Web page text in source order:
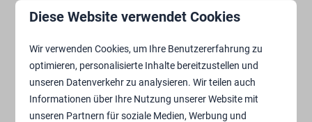
Drei luxuriöse Schlafzimmer mit en suite
Kochendwasserhahn
Großzügige überdachte Terrasse
Ansehen
Diese Website verwendet Cookies
Wir verwenden Cookies, um Ihre Benutzererfahrung zu
optimieren, personalisierte Inhalte bereitzustellen und
unseren Datenverkehr zu analysieren. Wir teilen auch
Informationen über Ihre Nutzung unserer Website mit
unseren Partnern für soziale Medien, Werbung und